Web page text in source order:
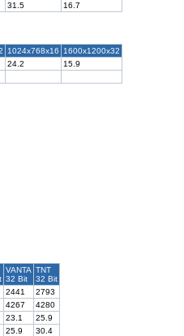
31.5 16.7
1024x768x16
1600x1200x32
24.2 15.9
VANTA
32 Bit
TNT
32 Bit
2441
2793
4267
4280
23.1
25.9
25.9
30.4